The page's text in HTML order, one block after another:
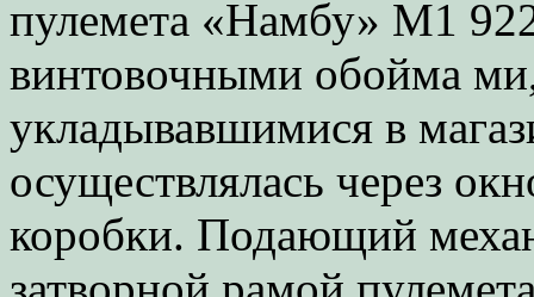
пулемета «Намбу» M1
винтовочными обойма
укладывавшимися в
осуществлялась через
коробки. Подающий